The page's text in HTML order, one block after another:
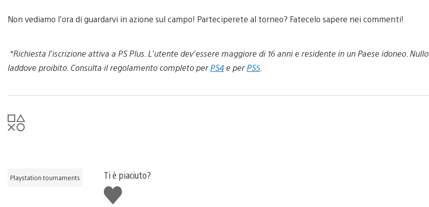
Non vediamo l’ora di guardarvi in azione sul campo! Parteciperete al torneo? Fatecelo sapere nei commenti!
*Richiesta l’iscrizione attiva a PS Plus. L’utente dev’essere maggiore di 16 anni e residente in un Paese idoneo. Nullo
laddove proibito. Consulta il regolamento completo perPS4 e perPS5
Playstation tournaments
Ti è piaciuto?
Mi
piace